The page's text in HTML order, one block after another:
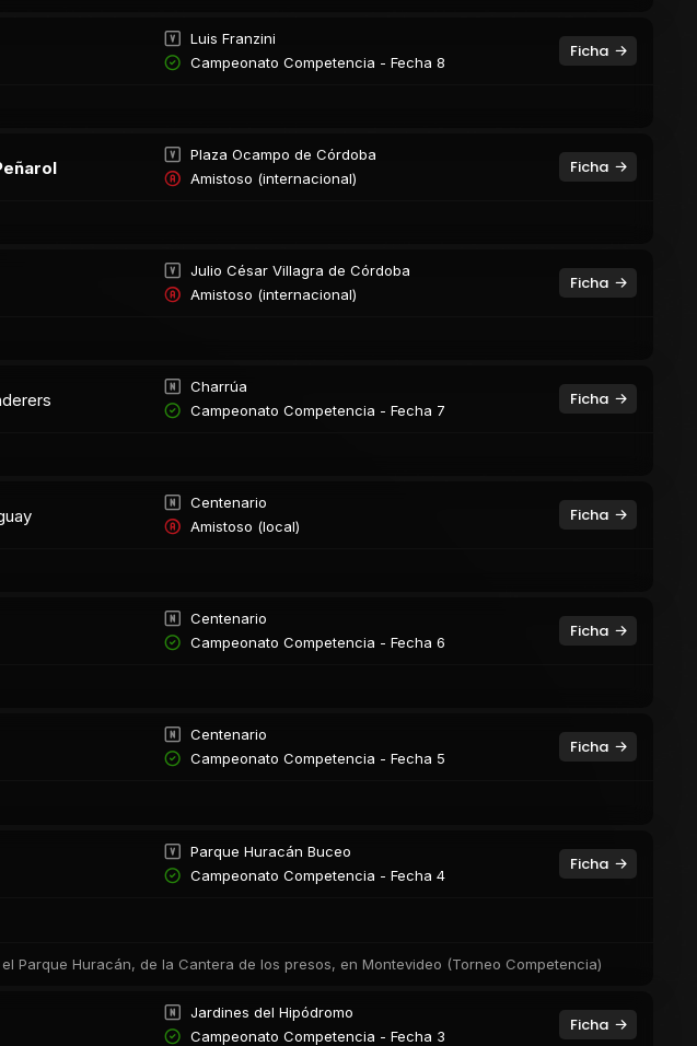
Luis Franzini
Campeonato Competencia - Fecha 8
Ficha
Plaza Ocampo de Córdoba
Amistoso (internacional)
Ficha
Julio César Villagra de Córdoba
Amistoso (internacional)
Ficha
Charrúa
Campeonato Competencia - Fecha 7
Ficha
Centenario
Amistoso (local)
Ficha
Centenario
Campeonato Competencia - Fecha 6
Ficha
Centenario
Campeonato Competencia - Fecha 5
Ficha
Parque Huracán Buceo
Campeonato Competencia - Fecha 4
Ficha
Parque Huracán, de la Cantera de los presos, en Montevideo (Torneo Competencia)
Jardines del Hipódromo
Campeonato Competencia - Fecha 3
Ficha